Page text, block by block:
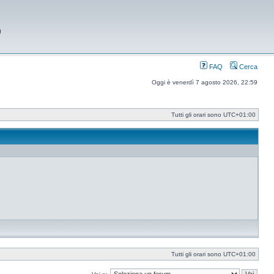
FAQ Cerca
Oggi è venerdì 7 agosto 2026, 22:59
Tutti gli orari sono UTC+01:00
Tutti gli orari sono UTC+01:00